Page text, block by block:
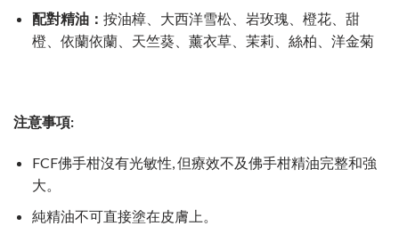
配對精油： 按油樟、大西洋雪松、岩玫瑰、橙花、甜
橙、依蘭依蘭、天竺葵、薰衣草、茉莉、絲柏、洋金菊
注意事項:
FCF佛手柑沒有光敏性, 但療效不及佛手柑精油完整和強
大。
純精油不可直接塗在皮膚上。